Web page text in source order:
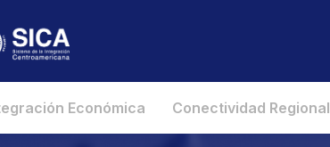
Económica Conectividad Regional